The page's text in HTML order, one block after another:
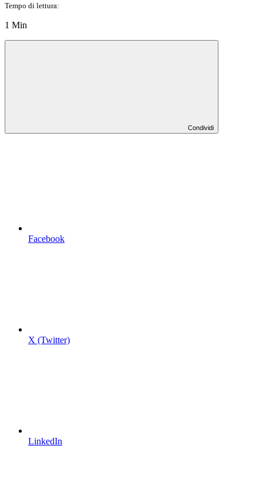
Tempo di lettura:
1 Min
Condividi
Facebook
X (Twitter)
LinkedIn